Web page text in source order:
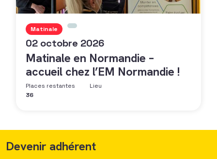
Matinale
02 octobre 2026
Matinale en Normandie –
accueil chez l’EM Normandie !
Places restantes
36
Lieu
Devenir adhérent